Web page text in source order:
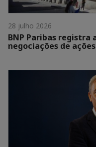
28 julho 2026
BNP Paribas registra
negociações de